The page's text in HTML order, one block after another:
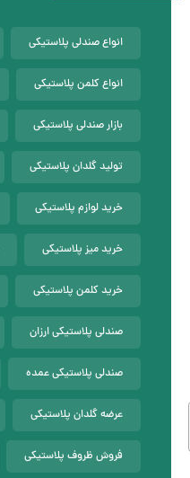
انواع صندلی پلاستیکی
انواع کلمن پلاستیکی
بازار صندلی پلاستیکی
تولید گلدان پلاستیکی
خرید لوازم پلاستیکی
خرید میز پلاستیکی
خرید کلمن پلاستیکی
صندلی پلاستیکی ارزان
صندلی پلاستیکی عمده
عرضه گلدان پلاستیکی
فروش ظروف پلاستیکی